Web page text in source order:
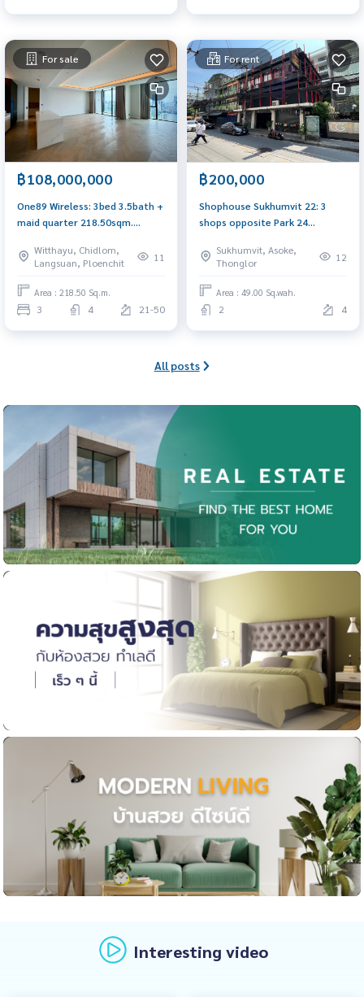
For sale
฿108,000,000
One89 Wireless: 3bed 3.5bath +
maid quarter 218.50sqm.
Witthayu, Chidlom,
Langsuan, Ploenchit
11
Area : 218.50 Sq.m.
3 4 21-50
For rent
฿200,000
Shophouse Sukhumvit 22: 3
shops opposite Park 24
200,000/mth Am: 0656199198
Sukhumvit, Asoke,
Thonglor
12
Area : 49.00 Sq.wah.
2 4
All posts
Interesting video